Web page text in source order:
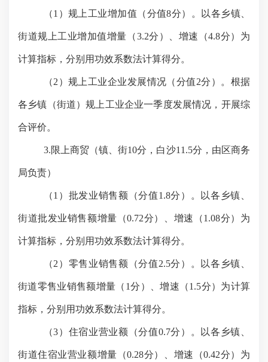
（1）规上工业增加值（分值8分）。以各乡镇、
街道规上工业增加值增量（3.2分）、增速（4.8分）为
计算指标，分别用功效系数法计算得分。
（2）规上工业企业发展情况（分值2分）。根据
各乡镇（街道）规上工业企业一季度发展情况，开展综
合评价。
3.限上商贸（镇、街10分，白沙11.5分，由区商务
局负责）
（1）批发业销售额（分值1.8分）。以各乡镇、
街道批发业销售额增量（0.72分）、增速（1.08分）为
计算指标，分别用功效系数法计算得分。
（2）零售业销售额（分值2.5分）。以各乡镇、
街道零售业销售额增量（1分）、增速（1.5分）为计算
指标，分别用功效系数法计算得分。
（3）住宿业营业额（分值0.7分）。以各乡镇、
街道住宿业营业额增量（0.28分）、增速（0.42分）为